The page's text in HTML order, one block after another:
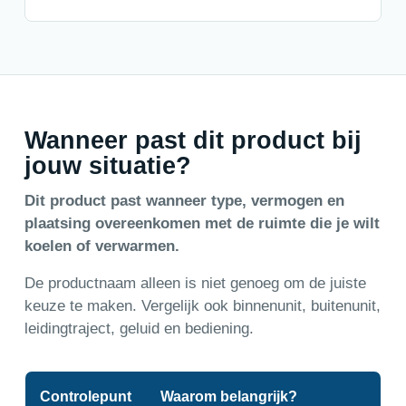
Wanneer past dit product bij
jouw situatie?
Dit product past wanneer type, vermogen en
plaatsing overeenkomen met de ruimte die je wilt
koelen of verwarmen.
De productnaam alleen is niet genoeg om de juiste
keuze te maken. Vergelijk ook binnenunit, buitenunit,
leidingtraject, geluid en bediening.
Controlepunt Waarom belangrijk?